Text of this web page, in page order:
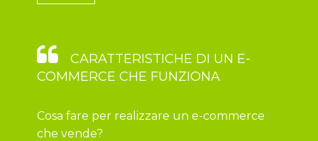
CARATTERISTICHE DI UN E-
COMMERCE CHE FUNZIONA
Cosa fare per realizzare un e-commerce
che vende?